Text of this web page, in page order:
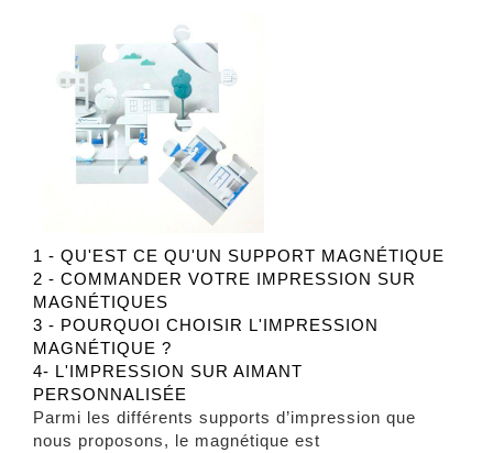
1 - QU'EST CE QU'UN SUPPORT MAGNÉTIQUE
2 - COMMANDER VOTRE IMPRESSION SUR
MAGNÉTIQUES
3 - POURQUOI CHOISIR L'IMPRESSION
MAGNÉTIQUE ?
4- L'IMPRESSION SUR AIMANT
PERSONNALISÉE
Parmi les différents supports d’impression que
nous proposons, le magnétique est